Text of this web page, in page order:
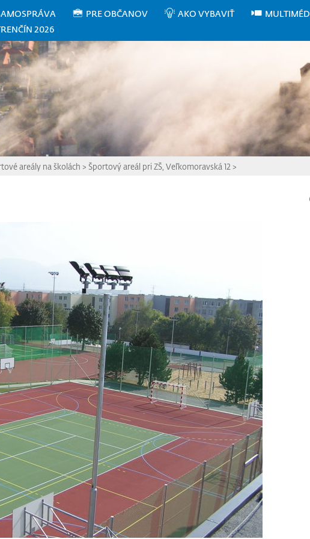
PRE OBČANOV AKO VYBAVIŤ
2026
areály na školách > Športový areál pri ZŠ, Veľkomoravská 12 >